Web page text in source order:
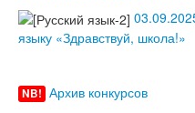
языку «Здравствуй, школа!»
NB! Архив конкурсов